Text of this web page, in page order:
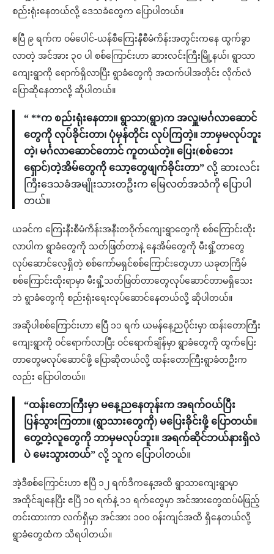
စည်းရုံးနေတယ်လို့ ဒေသခံတွေက ပြောပါတယ်။
ဧပြီ ၉ ရက်က ဝမ်ပေါင်-ယန်စီကြေးနီစီမံကိန်းအတွင်းကနေ ထွက်ခွာ
လာတဲ့ အင်အား ၃၀ ပါ စစ်ကြောင်းဟာ ဆားလင်းကြီးမြို့နယ်၊ ရွာသာ
ကျေးရွာကို ရောက်ရှိလာပြီး ရွာခံတွေကို အထက်ပါအတိုင်း လိုက်လံ
ပြောဆိုနေတာလို့ ဆိုပါတယ်။
“ **က စည်းရုံးနေတာ။ ရွာသာ(ရွာ)က အလှူ၊မင်္ဂလာဆောင်
တွေကို လုပ်ခိုင်းတာ၊ ပုံမှန်တိုင်း လုပ်ကြတဲ့။ ဘာမှမလုပ်ဘူး
တဲ့၊ မင်္ဂလာဆောင်တောင် ကူတယ်တဲ့။ ပြေး(စစ်ဘေး
ရှောင်)တဲ့အိမ်တွေကို သော့တွေဖျက်ခိုင်းတာ” လို့ ဆားလင်း
ကြီးဒေသခံအမျိုးသားတဦးက မြေလတ်အသံကို ပြောပါ
တယ်။
ယခင်က ကြေးနီးစီမံကိန်းအနီးတဝိုက်ကျေးရွာတွေကို စစ်ကြောင်းထိုး
လာပါက ရွာခံတွေကို သတ်ဖြတ်တာနဲ့ နေအိမ်တွေကို မီးရှို့တာတွေ
လုပ်ဆောင်လေ့ရှိတဲ့ စစ်ကော်မရှင်စစ်ကြောင်းတွေဟာ ယခုတကြိမ်
စစ်ကြောင်းထိုးရာမှာ မီးရှို့သတ်ဖြတ်တာတွေလုပ်ဆောင်တာမရှိသေး
ဘဲ ရွာခံတွေကို စည်းရုံးရေးလုပ်ဆောင်နေတယ်လို့ ဆိုပါတယ်။
အဆိုပါစစ်ကြောင်းဟာ ဧပြီ ၁၁ ရက် ယမန်နေ့ညပိုင်းမှာ ထန်းတောကြီး
ကျေးရွာကို ဝင်ရောက်လာပြီး ဝင်ရောက်ချိန်မှာ ရွာခံတွေကို ထွက်ပြေး
တာတွေမလုပ်ဆောင်ဖို့ ပြောဆိုတယ်လို့ ထန်းတောကြီးရွာခံတဦးက
လည်း ပြောပါတယ်။
“ထန်းတောကြီးမှာ မနေ့ညနေတုန်းက အရက်ဝယ်ပြီး
ပြန်သွားကြတာ။ (ရွာသားတွေကို) မပြေးခိုင်းဖို့ ပြောတယ်။
တွေ့တဲ့လူတွေကို ဘာမှမလုပ်ဘူး။ အရက်ဆိုင်ဘယ်နားရှိလဲ
ပဲ မေးသွားတယ်” လို့ သူက ပြောပါတယ်။
အဲ့ဒီစစ်ကြောင်းဟာ ဧပြီ ၁၂ ရက်ဒီကနေ့အထိ ရွာသာကျေးရွာမှာ
အထိုင်ချနေပြီး ဧပြီ ၁၀ ရက်နဲ့ ၁၁ ရက်တွေမှာ အင်အားတွေထပ်မံဖြည့်
တင်းထားကာ လက်ရှိမှာ အင်အား ၁၀၀ ဝန်းကျင်အထိ ရှိနေတယ်လို့
ရွာခံတွေထံက သိရပါတယ်။